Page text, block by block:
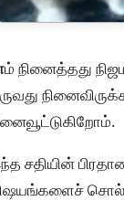
ம் நினைத்தது
சதியின்